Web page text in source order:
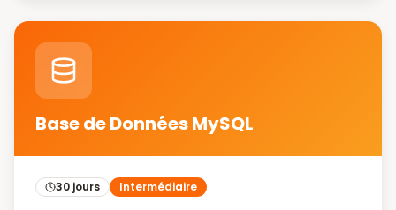
Base de Données MySQL
30 jours Intermédiaire